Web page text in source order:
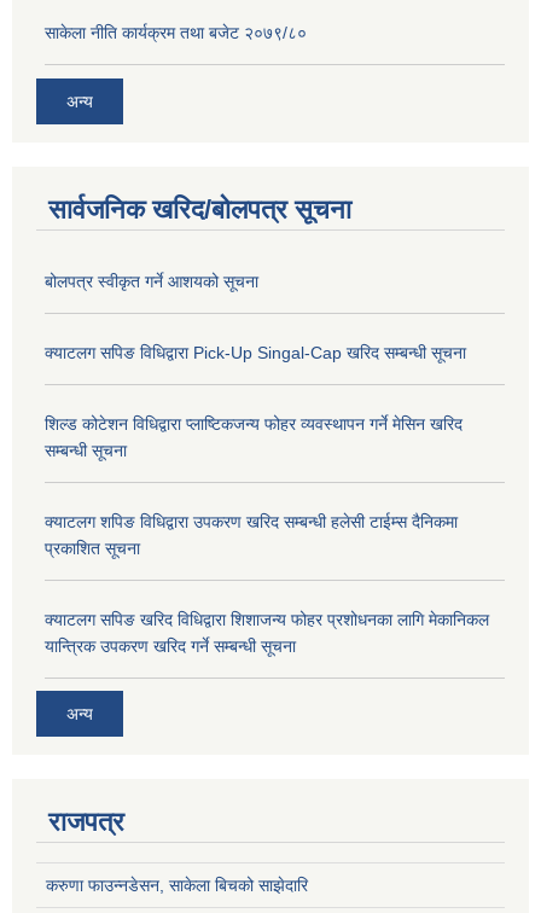
साकेला नीति कार्यक्रम तथा बजेट २०७९/८०
अन्य
सार्वजनिक खरिद/बोलपत्र सूचना
बोलपत्र स्वीकृत गर्ने आशयको सूचना
क्याटलग सपिङ विधिद्वारा Pick-Up Singal-Cap खरिद सम्बन्धी सूचना
शिल्ड कोटेशन विधिद्वारा प्लाष्टिकजन्य फोहर व्यवस्थापन गर्ने मेसिन खरिद
सम्बन्धी सूचना
क्याटलग शपिङ विधिद्वारा उपकरण खरिद सम्बन्धी हलेसी टाईम्स दैनिकमा
प्रकाशित सूचना
क्याटलग सपिङ खरिद विधिद्वारा शिशाजन्य फोहर प्रशोधनका लागि मेकानिकल
यान्त्रिक उपकरण खरिद गर्ने सम्बन्धी सूचना
अन्य
राजपत्र
करुणा फाउन्नडेसन, साकेला बिचको साझेदारि